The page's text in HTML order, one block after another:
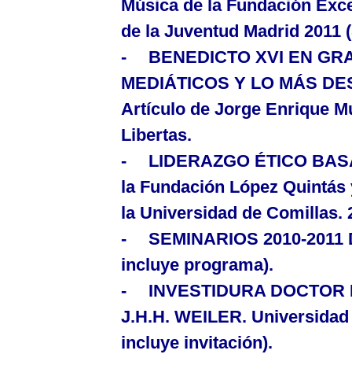
Música de la Fundación
de la Juventud Madrid 2011
-
BENEDICTO XVI EN
MEDIÁTICOS Y LO MÁS
Artículo de Jorge Enrique
Libertas.
-
LIDERAZGO ÉTICO
la Fundación López
la Universidad de Comillas.
-
SEMINARIOS 2010-2011
incluye programa).
-
INVESTIDURA
J.H.H. WEILER.
incluye invitación).